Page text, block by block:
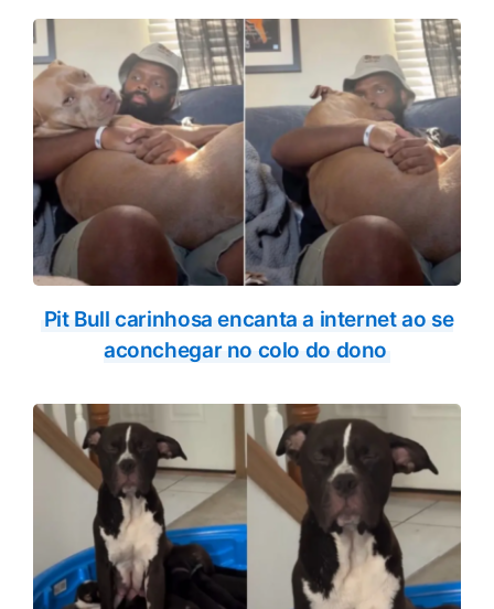
Pit Bull carinhosa encanta a internet ao se
aconchegar no colo do dono